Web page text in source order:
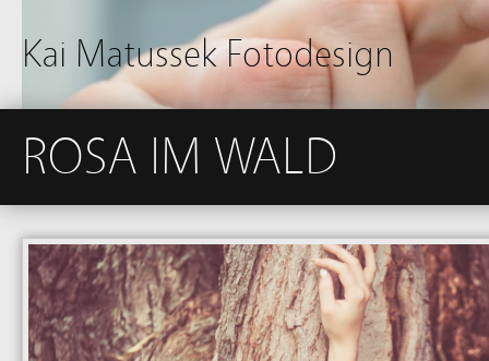
Kai Matussek Fotodesign
ROSA IM WALD